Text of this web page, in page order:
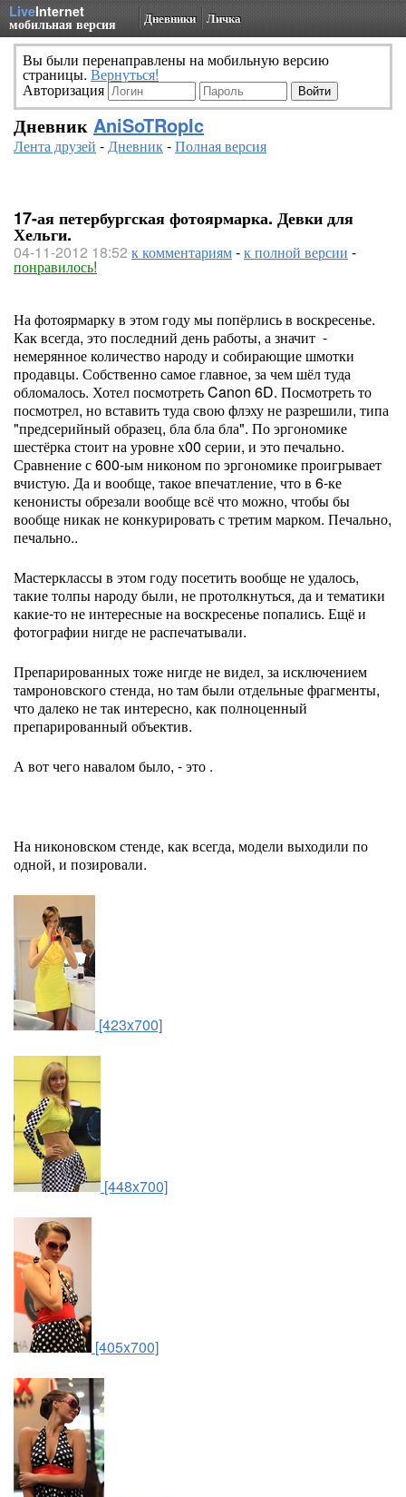
LiveInternet
мобильная версия Дневники Личка
Вы были перенаправлены на мобильную версию
страницы. Вернуться!
Авторизация
Дневник AniSoTRopIc
Лента друзей -Дневник-Полная версия
17-ая петербургская фотоярмарка. Девки для
Хельги.
04-11-2012 18:52 к комментариям-к полной версии -
понравилось!
На фотоярмарку в этом году мы попёрлись в воскресенье.
Как всегда, это последний день работы, а значит -
немерянное количество народу и собирающие шмотки
продавцы. Собственно самое главное, за чем шёл туда
обломалось. Хотел посмотреть Canon 6D. Посмотреть то
посмотрел, но вставить туда свою флэху не разрешили, типа
"предсерийный образец, бла бла бла". По эргономике
шестёрка стоит на уровне х00 серии, и это печально.
Сравнение с 600-ым никоном по эргономике проигрывает
вчистую. Да и вообще, такое впечатление, что в 6-ке
кенонисты обрезали вообще всё что можно, чтобы бы
вообще никак не конкурировать с третим марком. Печально,
печально..
Мастерклассы в этом году посетить вообще не удалось,
такие толпы народу были, не протолкнуться, да и тематики
какие-то не интересные на воскресенье попались. Ещё и
фотографии нигде не распечатывали.
Препарированных тоже нигде не видел, за исключением
тамроновского стенда, но там были отдельные фрагменты,
что далеко не так интересно, как полноценный
препарированный объектив.
А вот чего навалом было, - это .
На никоновском стенде, как всегда, модели выходили по
одной, и позировали.
[423x700]
[448x700]
[405x700]